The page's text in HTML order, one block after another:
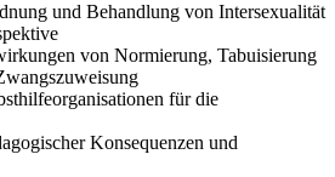
und Behandlung von Intersexualität
von Normierung, Tabuisierung
für die
Konsequenzen und